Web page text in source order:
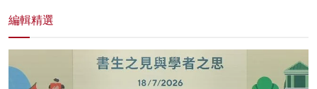
編輯精選